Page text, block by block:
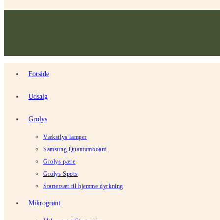
Forside
Udsalg
Grolys
Vækstlys lamper
Samsung Quantumboard
Grolys pære
Grolys Spots
Startersæt til hjemme dyrkning
Mikrogrønt